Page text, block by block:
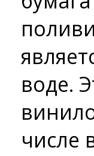
воде.
числе